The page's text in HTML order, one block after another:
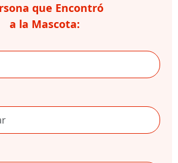
que Encontró
a la Mascota: